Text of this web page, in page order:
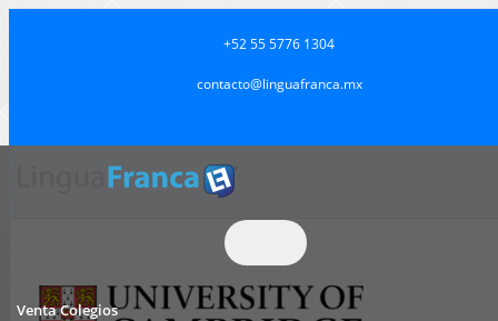
+52 55 5776 1304
contacto@linguafranca.mx
Venta Colegios